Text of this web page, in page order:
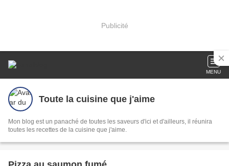
Publicité
MENU
Toute la cuisine que j'aime
Mon blog est un panaché de toutes les saveurs d'ici et d'ailleurs, il réunira
toutes les recettes de la cuisine que j'aime.